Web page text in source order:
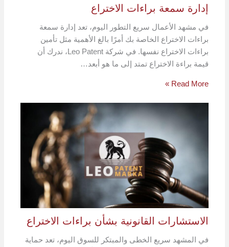
إدارة سمعة براءات الاختراع
في مشهد الأعمال سريع التطور اليوم، تعد إدارة سمعة
براءات الاختراع الخاصة بك أمرًا بالغ الأهمية مثل تأمين
براءات الاختراع نفسها. في شركة Leo Patent، ندرك أن
قيمة براءة الاختراع تمتد إلى ما هو أبعد…
Read More »
الاستشارات القانونية بشأن براءات الاختراع
في المشهد سريع الخطى والمبتكر للسوق اليوم، تعد حماية